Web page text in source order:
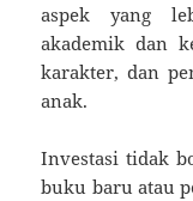
aspek yang
akademik dan
karakter, dan
anak.
Investasi tidak
buku baru atau